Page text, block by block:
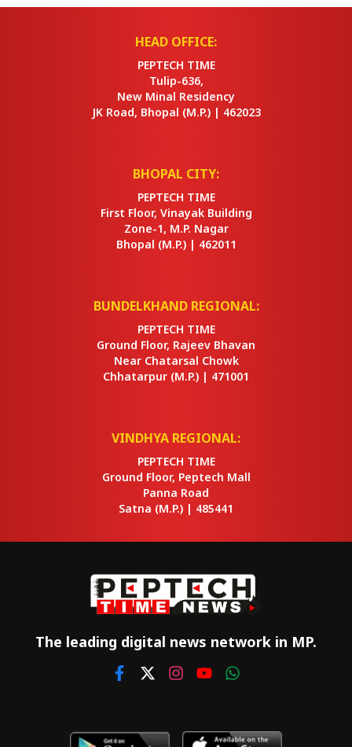
HEAD OFFICE:
PEPTECH TIME
Tulip-636,
New Minal Residency
JK Road, Bhopal (M.P.) | 462023
BHOPAL CITY:
PEPTECH TIME
First Floor, Vinayak Building
Zone-1, M.P. Nagar
Bhopal (M.P.) | 462011
BUNDELKHAND REGIONAL:
PEPTECH TIME
Ground Floor, Rajeev Bhavan
Near Chatarsal Chowk
Chhatarpur (M.P.) | 471001
VINDHYA REGIONAL:
PEPTECH TIME
Ground Floor, Peptech Mall
Panna Road
Satna (M.P.) | 485441
The leading digital news network in MP.